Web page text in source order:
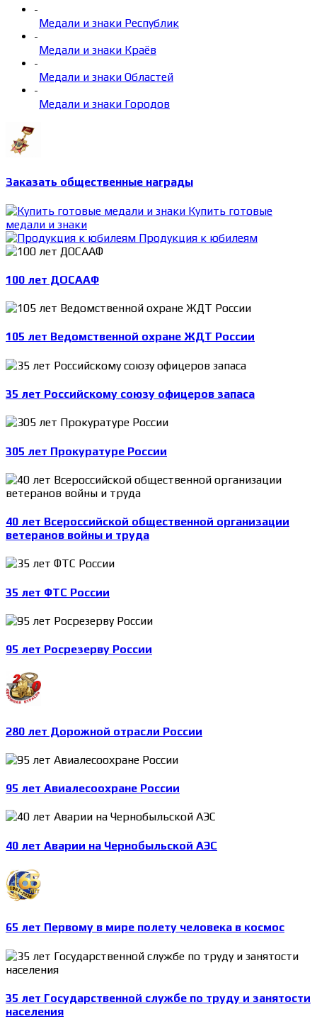
-
Медали и знаки Республик
-
Медали и знаки Краёв
-
Медали и знаки Областей
-
Медали и знаки Городов
Заказать общественные награды
Купить готовые
медали и знаки
Продукция к юбилеям
100 лет ДОСААФ
105 лет Ведомственной охране ЖДТ России
35 лет Российскому союзу офицеров запаса
305 лет Прокуратуре России
40 лет Всероссийской общественной организации
ветеранов войны и труда
35 лет ФТС России
95 лет Росрезерву России
280 лет Дорожной отрасли России
95 лет Авиалесоохране России
40 лет Аварии на Чернобыльской АЭС
65 лет Первому в мире полету человека в космос
35 лет Государственной службе по труду и занятости
населения